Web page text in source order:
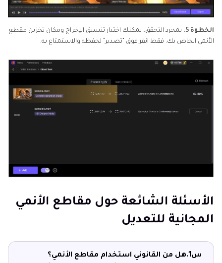
الخطوة 5.
بمجرد التحقق، يمكنك اختيار تنسيق الإخراج ومكان تخزين مقطع
الأنمي الخاص بك. فقط انقر فوق "تصدير" لحفظه والاستمتاع به.
الأسئلة الشائعة حول مقاطع الأنمي
المجانية للتعديل
س1.
هل من القانوني استخدام مقاطع الأنمي؟